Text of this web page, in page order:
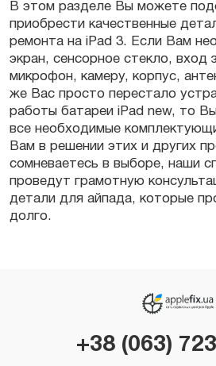
В этом разделе Вы можете
приобрести качественные
ремонта на iPad 3. Если Вам
экран, сенсорное стекло, вход
микрофон, камеру, корпус,
же Вас просто перестало
работы батареи iPad new, то
все необходимые
Вам в решении этих и других
сомневаетесь в выборе, наши
проведут грамотную
детали для айпада, которые
долго.
+38 (063)